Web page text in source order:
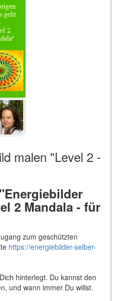
malen "Level 2 -
2 Mandala - für
zum geschützten
https://energiebilder-selber-
hinterlegt. Du kannst den
und wann immer Du willst.